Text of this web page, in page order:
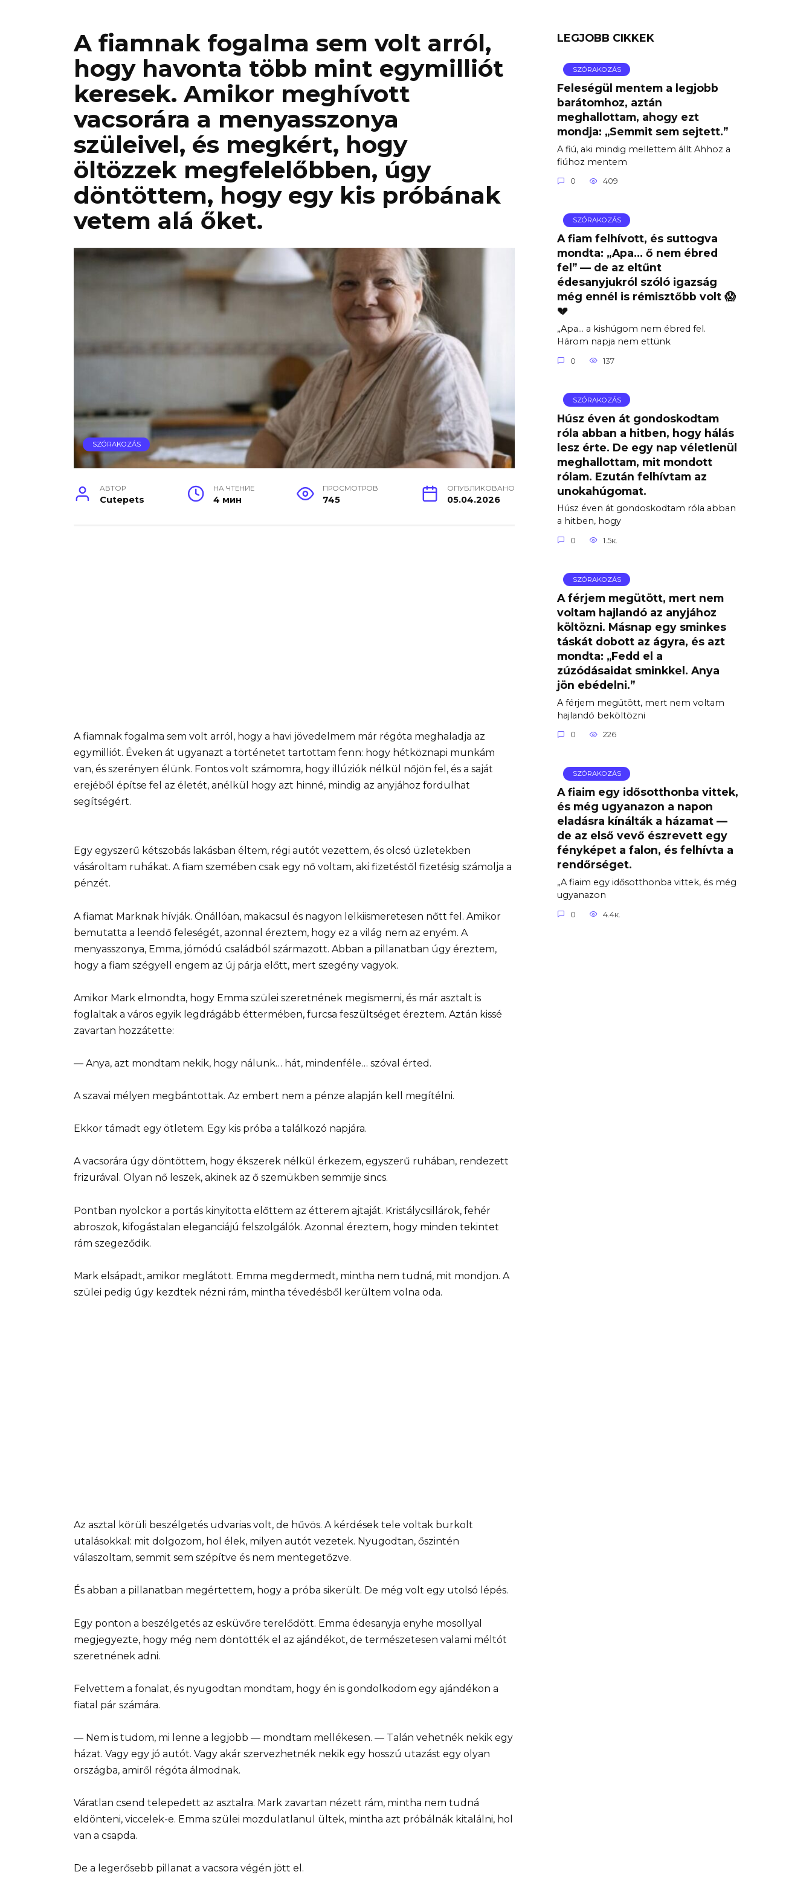
A fiamnak fogalma sem volt arról,
hogy havonta több mint egymilliót
keresek. Amikor meghívott
vacsorára a menyasszonya
szüleivel, és megkért, hogy
öltözzek megfelelőbben, úgy
döntöttem, hogy egy kis próbának
vetem alá őket.
SZÓRAKOZÁS
АВТОР
Cutepets
НА ЧТЕНИЕ
4 мин
ПРОСМОТРОВ
745
ОПУБЛИКОВАНО
05.04.2026
A fiamnak fogalma sem volt arról, hogy a havi jövedelmem már régóta meghaladja az
egymilliót. Éveken át ugyanazt a történetet tartottam fenn: hogy hétköznapi munkám
van, és szerényen élünk. Fontos volt számomra, hogy illúziók nélkül nőjön fel, és a saját
erejéből építse fel az életét, anélkül hogy azt hinné, mindig az anyjához fordulhat
segítségért.
Egy egyszerű kétszobás lakásban éltem, régi autót vezettem, és olcsó üzletekben
vásároltam ruhákat. A fiam szemében csak egy nő voltam, aki fizetéstől fizetésig számolja a
pénzét.
A fiamat Marknak hívják. Önállóan, makacsul és nagyon lelkiismeretesen nőtt fel. Amikor
bemutatta a leendő feleségét, azonnal éreztem, hogy ez a világ nem az enyém. A
menyasszonya, Emma, jómódú családból származott. Abban a pillanatban úgy éreztem,
hogy a fiam szégyell engem az új párja előtt, mert szegény vagyok.
Amikor Mark elmondta, hogy Emma szülei szeretnének megismerni, és már asztalt is
foglaltak a város egyik legdrágább éttermében, furcsa feszültséget éreztem. Aztán kissé
zavartan hozzátette:
— Anya, azt mondtam nekik, hogy nálunk… hát, mindenféle… szóval érted.
A szavai mélyen megbántottak. Az embert nem a pénze alapján kell megítélni.
Ekkor támadt egy ötletem. Egy kis próba a találkozó napjára.
A vacsorára úgy döntöttem, hogy ékszerek nélkül érkezem, egyszerű ruhában, rendezett
frizurával. Olyan nő leszek, akinek az ő szemükben semmije sincs.
Pontban nyolckor a portás kinyitotta előttem az étterem ajtaját. Kristálycsillárok, fehér
abroszok, kifogástalan eleganciájú felszolgálók. Azonnal éreztem, hogy minden tekintet
rám szegeződik.
Mark elsápadt, amikor meglátott. Emma megdermedt, mintha nem tudná, mit mondjon. A
szülei pedig úgy kezdtek nézni rám, mintha tévedésből kerültem volna oda.
Az asztal körüli beszélgetés udvarias volt, de hűvös. A kérdések tele voltak burkolt
utalásokkal: mit dolgozom, hol élek, milyen autót vezetek. Nyugodtan, őszintén
válaszoltam, semmit sem szépítve és nem mentegetőzve.
És abban a pillanatban megértettem, hogy a próba sikerült. De még volt egy utolsó lépés.
Egy ponton a beszélgetés az esküvőre terelődött. Emma édesanyja enyhe mosollyal
megjegyezte, hogy még nem döntötték el az ajándékot, de természetesen valami méltót
szeretnének adni.
Felvettem a fonalat, és nyugodtan mondtam, hogy én is gondolkodom egy ajándékon a
fiatal pár számára.
— Nem is tudom, mi lenne a legjobb — mondtam mellékesen. — Talán vehetnék nekik egy
házat. Vagy egy jó autót. Vagy akár szervezhetnék nekik egy hosszú utazást egy olyan
országba, amiről régóta álmodnak.
Váratlan csend telepedett az asztalra. Mark zavartan nézett rám, mintha nem tudná
eldönteni, viccelek-e. Emma szülei mozdulatlanul ültek, mintha azt próbálnák kitalálni, hol
van a csapda.
De a legerősebb pillanat a vacsora végén jött el.
LEGJOBB CIKKEK
SZÓRAKOZÁS
Feleségül mentem a legjobb
barátomhoz, aztán
meghallottam, ahogy ezt
mondja: „Semmit sem sejtett.”
A fiú, aki mindig mellettem állt Ahhoz a
fiúhoz mentem
0 409
SZÓRAKOZÁS
A fiam felhívott, és suttogva
mondta: „Apa… ő nem ébred
fel” — de az eltűnt
édesanyjukról szóló igazság
még ennél is rémisztőbb volt 😱
💔
„Apa… a kishúgom nem ébred fel.
Három napja nem ettünk
0 137
SZÓRAKOZÁS
Húsz éven át gondoskodtam
róla abban a hitben, hogy hálás
lesz érte. De egy nap véletlenül
meghallottam, mit mondott
rólam. Ezután felhívtam az
unokahúgomat.
Húsz éven át gondoskodtam róla abban
a hitben, hogy
0 1.5к.
SZÓRAKOZÁS
A férjem megütött, mert nem
voltam hajlandó az anyjához
költözni. Másnap egy sminkes
táskát dobott az ágyra, és azt
mondta: „Fedd el a
zúzódásaidat sminkkel. Anya
jön ebédelni.”
A férjem megütött, mert nem voltam
hajlandó beköltözni
0 226
SZÓRAKOZÁS
A fiaim egy idősotthonba vittek,
és még ugyanazon a napon
eladásra kínálták a házamat —
de az első vevő észrevett egy
fényképet a falon, és felhívta a
rendőrséget.
„A fiaim egy idősotthonba vittek, és még
ugyanazon
0 4.4к.